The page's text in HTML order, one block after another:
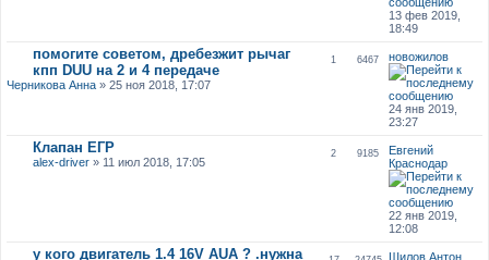
13 фев 2019,
18:49
помогите советом, дребезжит рычаг
кпп DUU на 2 и 4 передаче
Черникова Анна» 25 ноя 2018, 17:07
1 6467 новожилов
24 янв 2019,
23:27
Клапан ЕГР
alex-driver» 11 июл 2018, 17:05
2 9185
Евгений
Краснодар
22 янв 2019,
12:08
у кого двигатель 1.4 16V AUA ? .нужна
Шилов Антон